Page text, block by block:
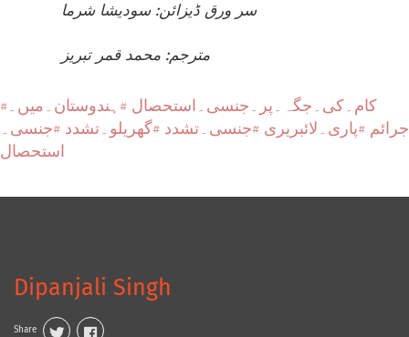
سر ورق ڈیزائن: سودیشا شرما
مترجم: محمد قمر تبریز
#کام۔کی۔جگہ۔پر۔جنسی۔استحصال#ہندوستان۔میں۔
جرائم#پاری۔لائبریری#جنسی۔تشدد#گھریلو۔تشدد#جنسی۔
استحصال
Dipanjali Singh
Share